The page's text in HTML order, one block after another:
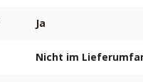
Ja
Nicht im